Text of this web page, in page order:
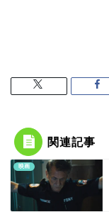
関連記事
映画